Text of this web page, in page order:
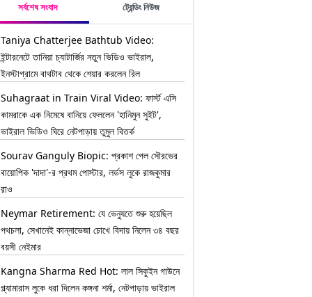
সর্বশেষ সংবাদ ট্রেন্ডিং নিউজ
Taniya Chatterjee Bathtub Video:
ইন্টারনেটে তানিয়া চ্যাটার্জির নতুন ভিডিও ভাইরাল,
ইনস্টাগ্রামে বাথটাব থেকে শেয়ার করলেন রিল
Suhagraat in Train Viral Video: ফার্স্ট এসি
কামরাকে এক নিমেষে বানিয়ে ফেললেন 'হানিমুন সুইট',
ভাইরাল ভিডিও ঘিরে নেটপাড়ায় তুমুল বিতর্ক
Sourav Ganguly Biopic: প্রকাশ পেল সৌরভের
বায়োপিক 'দাদা'-র প্রথম পোস্টার, লর্ডস লুকে রাজকুমার
রাও
Neymar Retirement: যে ভেন্যুতে শুরু হয়েছিল
পথচলা, সেখানেই কান্নাভেজা চোখে বিদায় নিলেন ৩৪ বছর
বয়সী নেইমার
Kangna Sharma Red Hot: লাল সিকুইন গাউনে
গ্ল্যামারাস লুকে ধরা দিলেন কঙ্গনা শর্মা, নেটপাড়ায় ভাইরাল